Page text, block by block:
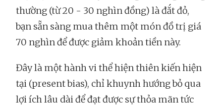
thường (từ 20 - 30 nghìn đồng) là đắt đỏ,
bạn sẵn sàng mua thêm một món đồ trị giá
70 nghìn để được giảm khoản tiền này.
Đây là một hành vi thể hiện thiên kiến hiện
tại (present bias), chỉ khuynh hướng bỏ qua
lợi ích lâu dài để đạt được sự thỏa mãn tức